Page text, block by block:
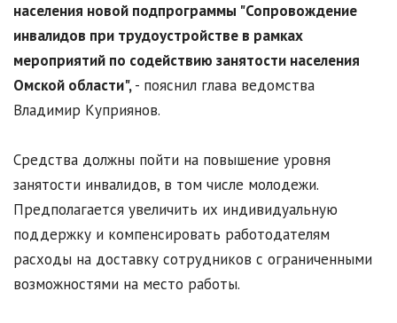
населения новой подпрограммы "Сопровождение
инвалидов при трудоустройстве в рамках
мероприятий по содействию занятости населения
Омской области",- пояснил глава ведомства
Владимир Куприянов.
Средства должны пойти на повышение уровня
занятости инвалидов, в том числе молодежи.
Предполагается увеличить их индивидуальную
поддержку и компенсировать работодателям
расходы на доставку сотрудников с ограниченными
возможностями на место работы.